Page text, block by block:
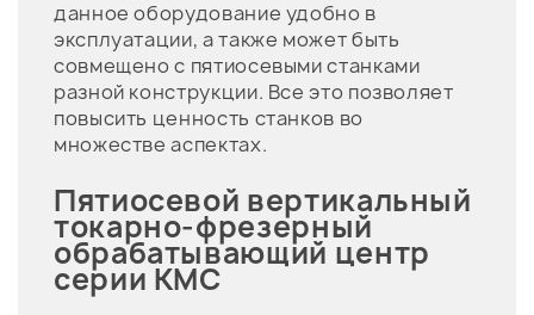
данное оборудование удобно в
эксплуатации, а также может быть
совмещено с пятиосевыми станками
разной конструкции. Все это позволяет
повысить ценность станков во
множестве аспектах.
Пятиосевой вертикальный
токарно-фрезерный
обрабатывающий центр
серии KMC